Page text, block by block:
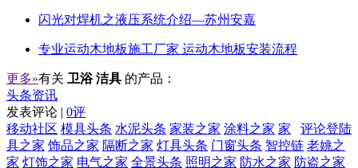
闪光对焊机之液压系统介绍—苏州安嘉
专业运动木地板施工厂家 运动木地板安装流程
更多»有关 卫浴 洁具 的产品：
头条资讯
发表评论 | 0评
评论登陆
移动社区 模具头条 水泥头条 家装之家 涂料之家 家
具之家 饰品之家 隔断之家 灯具头条 门窗头条 智控链 老姚之
家 灯饰之家 电气之家 全景头条 照明之家 防水之家 防盗之家